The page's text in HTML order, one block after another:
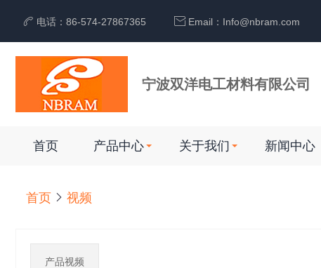
 电话：86-574-27867365  Email：Info@nbram.com
宁波双洋电工材料有限公司
首页 产品中心 关于我们 新闻中心
首页  视频
产品视频